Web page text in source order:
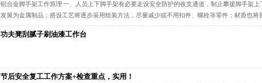
铝合金脚手架工作原理 一、人员上下脚手架有必要走设安全防护的收支通道，制止攀援脚手架上
发展为金属制品；搭设工艺将逐步采用组装方法，尽量减少或不用扣件、螺栓等零件；材质也将
钢、铝合金制品等。 三、这种方式多见于横杆搁置在立杆顶端的里脚手架；靠···
功夫凳刮腻子刷油漆工作台
节后安全复工工作方案+检查重点，实用！